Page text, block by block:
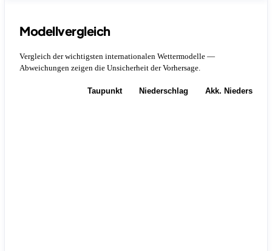
Modellvergleich
Vergleich der wichtigsten internationalen Wettermodelle —
Abweichungen zeigen die Unsicherheit der Vorhersage.
Taupunkt Niederschlag Akk.